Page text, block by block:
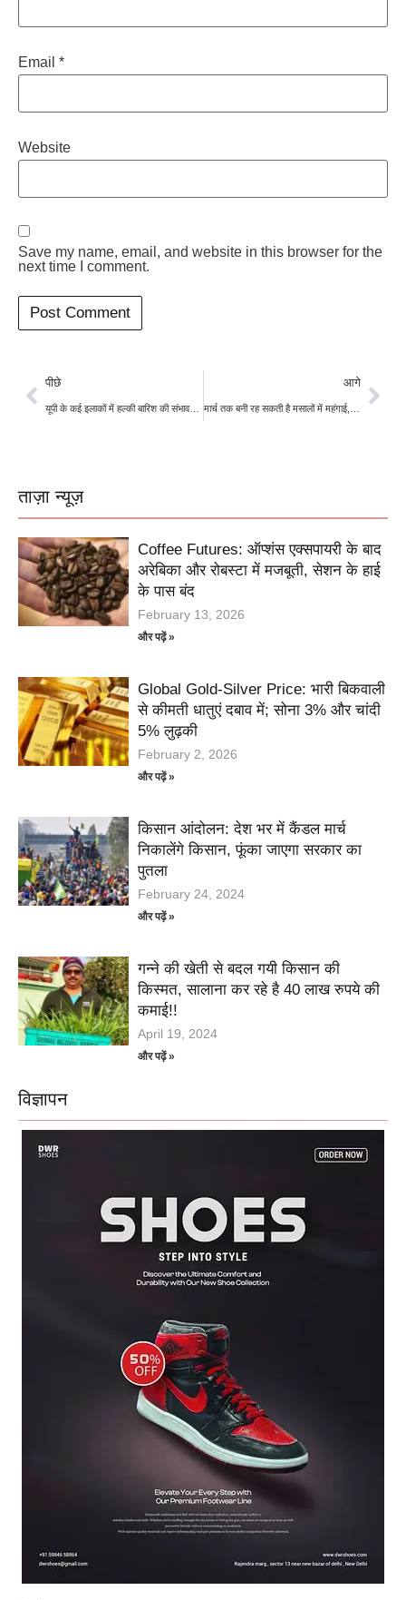
Email *
Website
Save my name, email, and website in this browser for the
next time I comment.
पीछे
यूपी के कई इलाकों में हल्की बारिश की संभावना, राज्य के कई जिलों में छाया रहेगा घना कोहरा
आगे
मार्च तक बनी रह सकती है मसालों में महंगाई, नई फसल के बाद कीमतों में कमी की उम्मीद नहीं
ताज़ा न्यूज़
Coffee Futures: ऑप्शंस एक्सपायरी के बाद
अरेबिका और रोबस्टा में मजबूती, सेशन के हाई
के पास बंद
February 13, 2026
और पढ़ें »
Global Gold-Silver Price: भारी बिकवाली
से कीमती धातुएं दबाव में; सोना 3% और चांदी
5% लुढ़की
February 2, 2026
और पढ़ें »
किसान आंदोलन: देश भर में कैंडल मार्च
निकालेंगे किसान, फूंका जाएगा सरकार का
पुतला
February 24, 2024
और पढ़ें »
गन्ने की खेती से बदल गयी किसान की
किस्मत, सालाना कर रहे है 40 लाख रुपये की
कमाई!!
April 19, 2024
और पढ़ें »
विज्ञापन